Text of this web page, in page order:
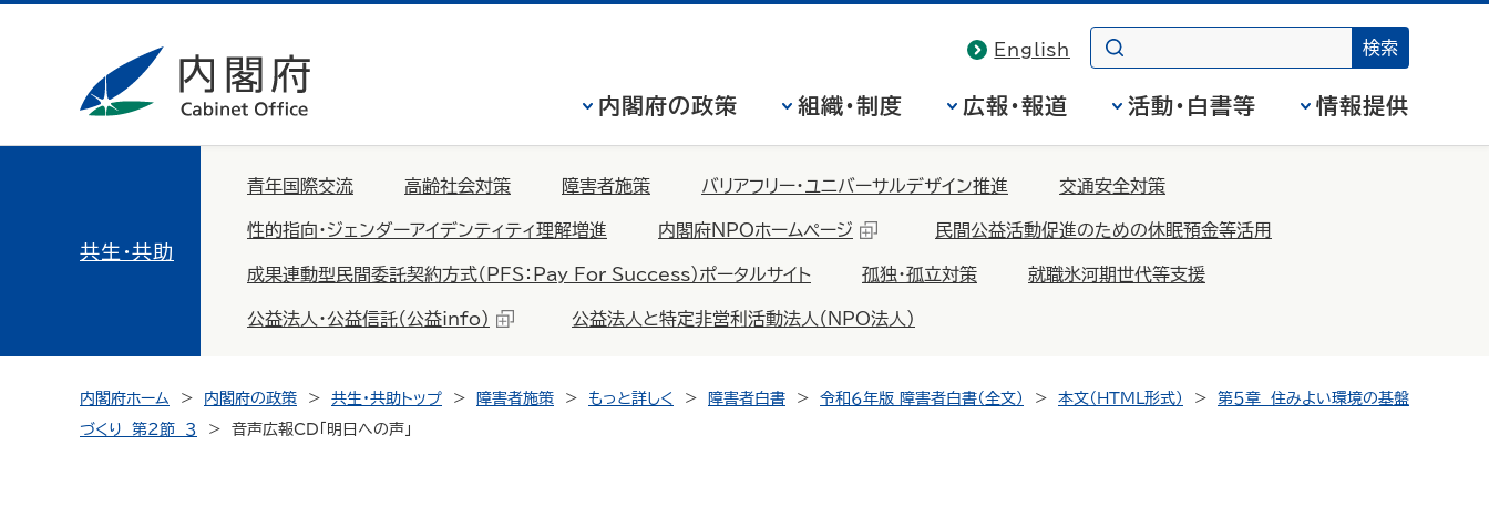
English
内閣府の政策 組織・制度 広報・報道 活動・白書等 情報提供
共生・共助
青年国際交流 高齢社会対策 障害者施策 バリアフリー・ユニバーサルデザイン推進 交通安全対策
性的指向・ジェンダーアイデンティティ理解増進 内閣府NPOホームページ 民間公益活動促進のための休眠預金等活用
成果連動型民間委託契約方式（PFS：Pay For Success）ポータルサイト 孤独・孤立対策 就職氷河期世代等支援
公益法人・公益信託（公益info） 公益法人と特定非営利活動法人（NPO法人）
内閣府ホーム 内閣府の政策 共生・共助トップ 障害者施策 もっと詳しく 障害者白書 令和６年版 障害者白書（全文） 本文（HTML形式）
第５章 住みよい環境の基盤
づくり 第２節 ３
音声広報CD 「明日への声」